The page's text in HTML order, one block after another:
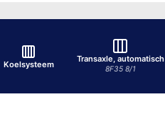
Koelsysteem
Transaxle, automatisch
8F35 8/1